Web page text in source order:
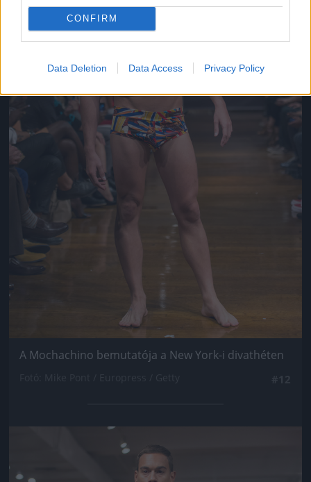
CONFIRM
Data Deletion Data Access Privacy Policy
A Mochachino bemutatója a New York-i divathéten
Jön még kép!